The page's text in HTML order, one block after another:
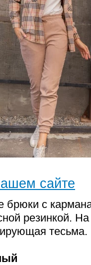
сайте
брюки с
резинкой.
тесьма.